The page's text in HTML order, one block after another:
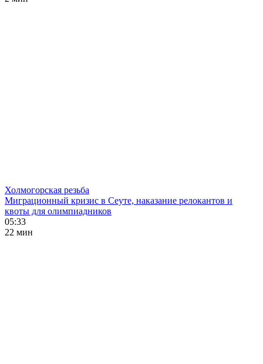
Холмогорская резьба
Миграционный кризис в Сеуте, наказание релокантов и
квоты для олимпиадников
05:33
22 мин